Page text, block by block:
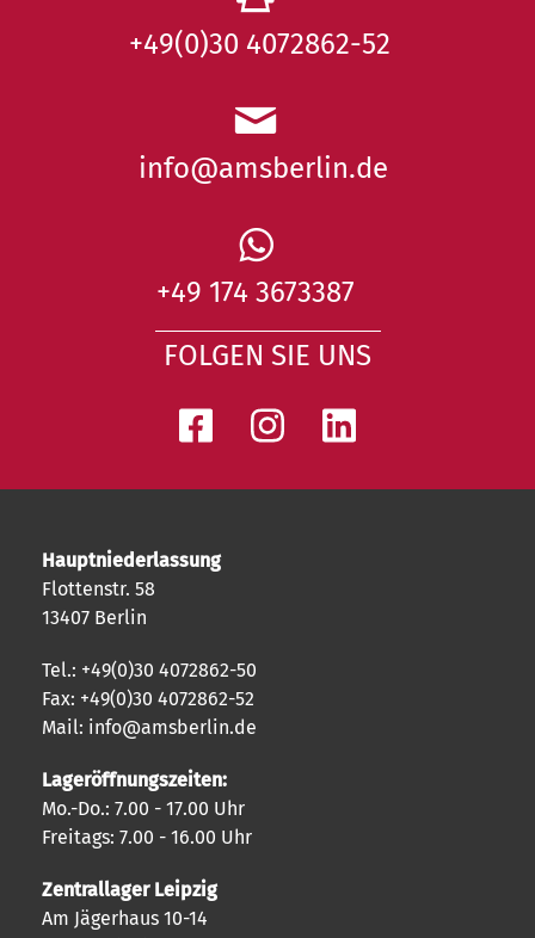
+49(0)30 4072862-52
info@amsberlin.de
+49 174 3673387
FOLGEN SIE UNS
Hauptniederlassung
Flottenstr. 58
13407 Berlin
Tel.: +49(0)30 4072862-50
Fax: +49(0)30 4072862-52
Mail: info@amsberlin.de
Lageröffnungszeiten:
Mo.-Do.: 7.00 - 17.00 Uhr
Freitags: 7.00 - 16.00 Uhr
Zentrallager Leipzig
Am Jägerhaus 10-14